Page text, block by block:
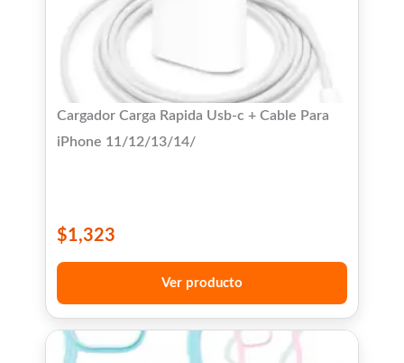
Cargador Carga Rapida Usb-c + Cable Para
iPhone 11/12/13/14/
$1,323
Ver producto